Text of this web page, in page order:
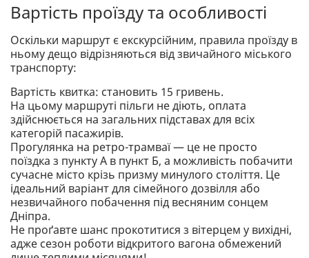
Вартість проїзду та особливості
Оскільки маршрут є екскурсійним, правила проїзду в
ньому дещо відрізняються від звичайного міського
транспорту:
Вартість квитка: становить 15 гривень.
На цьому маршруті пільги не діють, оплата
здійснюється на загальних підставах для всіх
категорій пасажирів.
Прогулянка на ретро-трамваї — це не просто
поїздка з пункту А в пункт Б, а можливість побачити
сучасне місто крізь призму минулого століття. Це
ідеальний варіант для сімейного дозвілля або
незвичайного побачення під весняним сонцем
Дніпра.
Не проґавте шанс прокотитися з вітерцем у вихідні,
адже сезон роботи відкритого вагона обмежений